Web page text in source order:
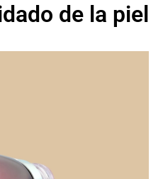
de la piel